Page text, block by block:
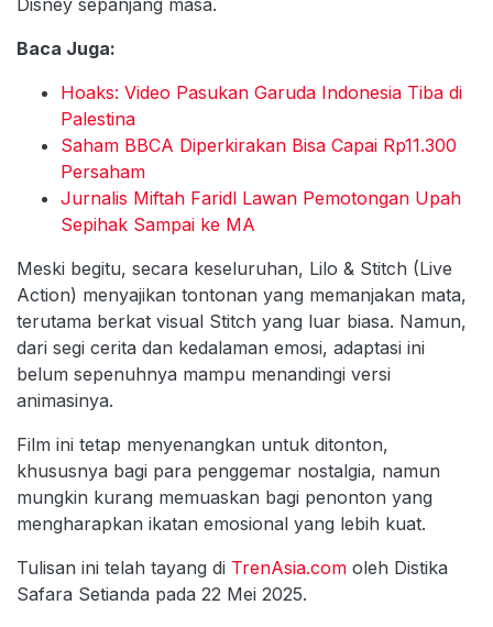
Baca Juga:
Hoaks: Video Pasukan Garuda Indonesia Tiba di
Palestina
Saham BBCA Diperkirakan Bisa Capai Rp11.300
Persaham
Jurnalis Miftah Faridl Lawan Pemotongan Upah
Sepihak Sampai ke MA
Meski begitu, secara keseluruhan, Lilo & Stitch (Live
Action) menyajikan tontonan yang memanjakan mata,
terutama berkat visual Stitch yang luar biasa. Namun,
dari segi cerita dan kedalaman emosi, adaptasi ini
belum sepenuhnya mampu menandingi versi
animasinya.
Film ini tetap menyenangkan untuk ditonton,
khususnya bagi para penggemar nostalgia, namun
mungkin kurang memuaskan bagi penonton yang
mengharapkan ikatan emosional yang lebih kuat.
Tulisan ini telah tayang di TrenAsia.com oleh Distika
Safara Setianda pada 22 Mei 2025.